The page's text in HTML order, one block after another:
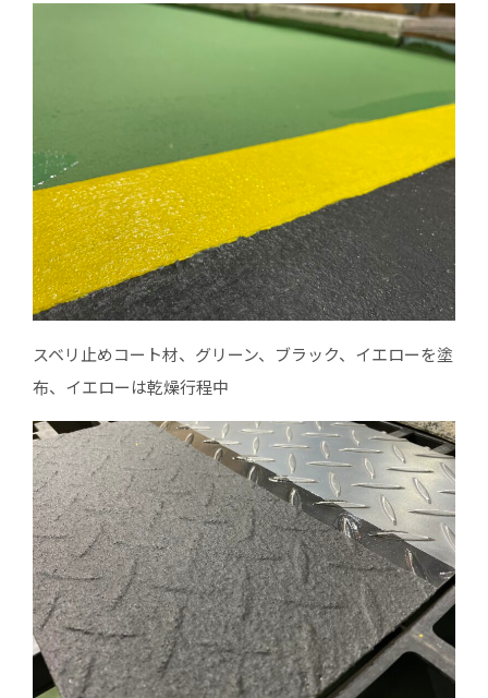
スベリ止めコート材、グリーン、ブラック、イエローを塗
布、イエローは乾燥行程中